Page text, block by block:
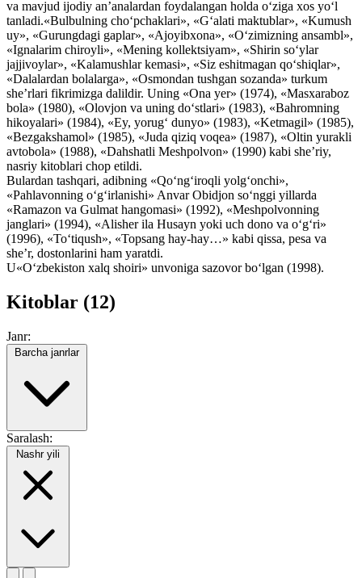
va mavjud ijodiy an’analardan foydalangan holda o‘ziga xos yo‘l
tanladi.«Bulbulning cho‘pchaklari», «G‘alati maktublar», «Kumush
uy», «Gurungdagi gaplar», «Ajoyibxona», «O‘zimizning ansambl»,
«Ignalarim chiroyli», «Mening kollektsiyam», «Shirin so‘ylar
jajjivoylar», «Kalamushlar kemasi», «Siz eshitmagan qo‘shiqlar»,
«Dalalardan bolalarga», «Osmondan tushgan sozanda» turkum
she’rlari fikrimizga dalildir. Uning «Ona yer» (1974), «Masxaraboz
bola» (1980), «Olovjon va uning do‘stlari» (1983), «Bahromning
hikoyalari» (1984), «Ey, yorug‘ dunyo» (1983), «Ketmagil» (1985),
«Bezgakshamol» (1985), «Juda qiziq voqea» (1987), «Oltin yurakli
avtobola» (1988), «Dahshatli Meshpolvon» (1990) kabi she’riy,
nasriy kitoblari chop etildi.
Bulardan tashqari, adibning «Qo‘ng‘iroqli yolg‘onchi»,
«Pahlavonning o‘g‘irlanishi» Anvar Obidjon so‘nggi yillarda
«Ramazon va Gulmat hangomasi» (1992), «Meshpolvonning
janglari» (1994), «Alisher ila Husayn yoki uch dono va o‘g‘ri»
(1996), «To‘tiqush», «Topsang hay-hay…» kabi qissa, pesa va
she’r, dostonlarini ham yaratdi.
U«O‘zbekiston xalq shoiri» unvoniga sazovor bo‘lgan (1998).
Kitoblar (12)
Janr:
Barcha janrlar
Saralash:
Nashr yili